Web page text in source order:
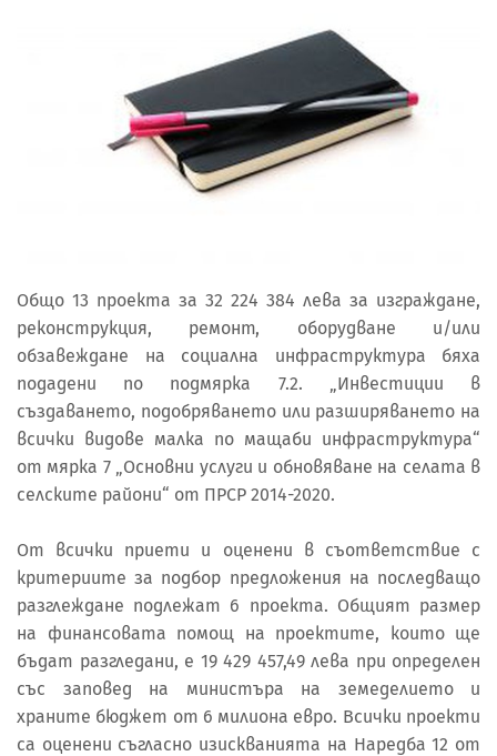
Общо 13 проекта за 32 224 384 лева за изграждане,
реконструкция, ремонт, оборудване и/или
обзавеждане на социална инфраструктура бяха
подадени по подмярка 7.2. „Инвестиции в
създаването, подобряването или разширяването на
всички видове малка по мащаби инфраструктура“
от мярка 7 „Основни услуги и обновяване на селата в
селските райони“ от ПРСР 2014-2020.
От всички приети и оценени в съответствие с
критериите за подбор предложения на последващо
разглеждане подлежат 6 проекта. Общият размер
на финансовата помощ на проектите, които ще
бъдат разгледани, е 19 429 457,49 лева при определен
със заповед на министъра на земеделието и
храните бюджет от 6 милиона евро. Всички проекти
са оценени съгласно изискванията на Наредба 12 от